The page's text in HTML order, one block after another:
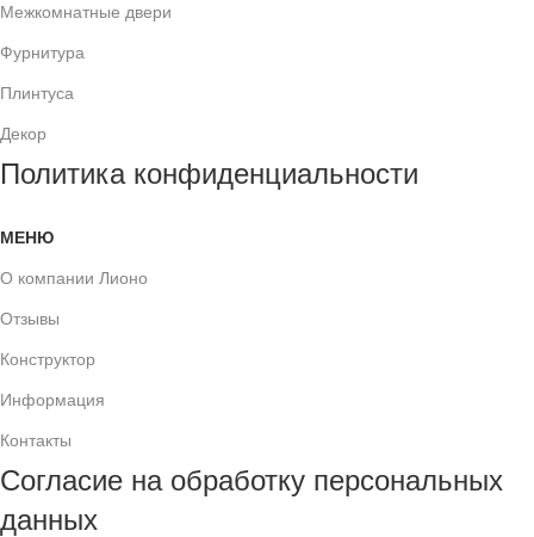
Межкомнатные двери
Фурнитура
Плинтуса
Декор
Политика конфиденциальности
МЕНЮ
О компании Лионо
Отзывы
Конструктор
Информация
Контакты
Согласие на обработку персональных
данных